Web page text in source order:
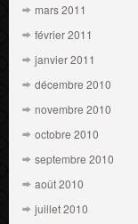
mars 2011
février 2011
janvier 2011
décembre 2010
novembre 2010
octobre 2010
septembre 2010
août 2010
juillet 2010